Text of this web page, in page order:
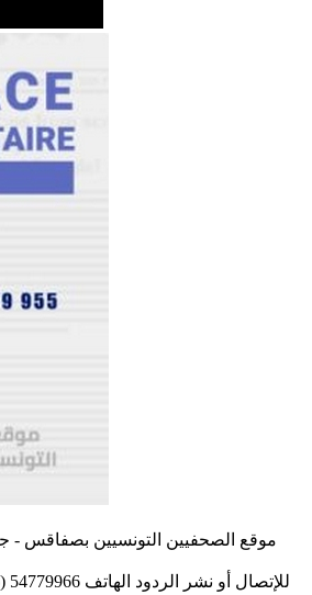
موقع الصحفيين التونسيين بصفاقس -